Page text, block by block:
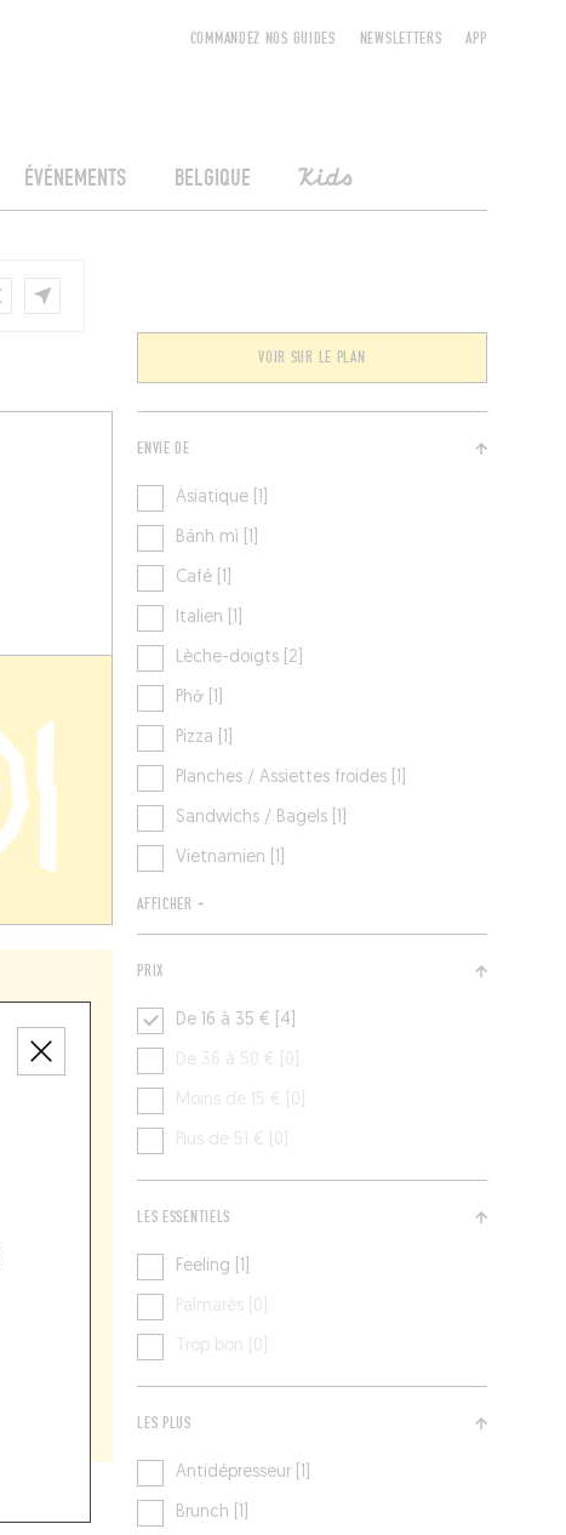
ÉVÉNEMENTS BELGIQUE Kids
COMMANDEZ NOS GUIDES NEWSLETTERS APP
VOIR SUR LE PLAN
ENVIE DE
Asiatique [1]
Bánh mì [1]
Café [1]
Italien [1]
Lèche-doigts [2]
Phở [1]
Pizza [1]
Planches / Assiettes froides [1]
Sandwichs / Bagels [1]
Vietnamien [1]
AFFICHER +
PRIX
De 16 à 35 € [4]
De 36 à 50 € [0]
Moins de 15 € [0]
Plus de 51 € [0]
LES ESSENTIELS
Feeling [1]
Palmarès [0]
Trop bon [0]
LES PLUS
Antidépresseur [1]
Brunch [1]